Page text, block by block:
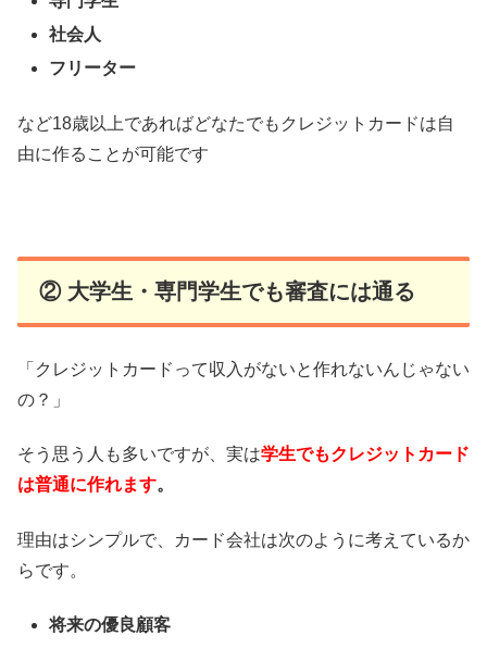
社会人
フリーター
など18歳以上であればどなたでもクレジットカードは自
由に作ることが可能です
② 大学生・専門学生でも審査には通る
「クレジットカードって収入がないと作れないんじゃない
の？」
そう思う人も多いですが、実は学生でもクレジットカード
は普通に作れます。
理由はシンプルで、カード会社は次のように考えているか
らです。
将来の優良顧客